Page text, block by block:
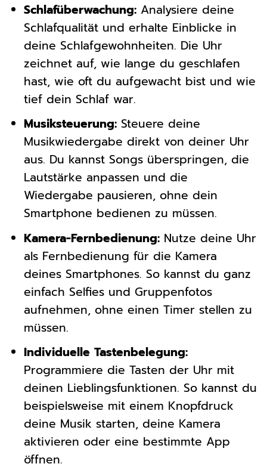
Schlafüberwachung:Analysiere deine
Schlafqualität und erhalte Einblicke in
deine Schlafgewohnheiten. Die Uhr
zeichnet auf, wie lange du geschlafen
hast, wie oft du aufgewacht bist und wie
tief dein Schlaf war.
Musiksteuerung:Steuere deine
Musikwiedergabe direkt von deiner Uhr
aus. Du kannst Songs überspringen, die
Lautstärke anpassen und die
Wiedergabe pausieren, ohne dein
Smartphone bedienen zu müssen.
Kamera-Fernbedienung:Nutze deine Uhr
als Fernbedienung für die Kamera
deines Smartphones. So kannst du ganz
einfach Selfies und Gruppenfotos
aufnehmen, ohne einen Timer stellen zu
müssen.
Individuelle Tastenbelegung:
Programmiere die Tasten der Uhr mit
deinen Lieblingsfunktionen. So kannst du
beispielsweise mit einem Knopfdruck
deine Musik starten, deine Kamera
aktivieren oder eine bestimmte App
öffnen.